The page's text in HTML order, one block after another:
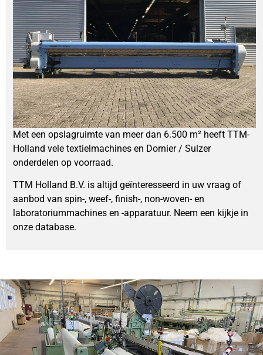
Met een opslagruimte van meer dan 6.500 m² heeft TTM-
Holland vele textielmachines en Dornier / Sulzer
onderdelen op voorraad.
TTM Holland B.V. is altijd geïnteresseerd in uw vraag of
aanbod van spin-, weef-, finish-, non-woven- en
laboratoriummachines en -apparatuur. Neem een kijkje in
onze database.